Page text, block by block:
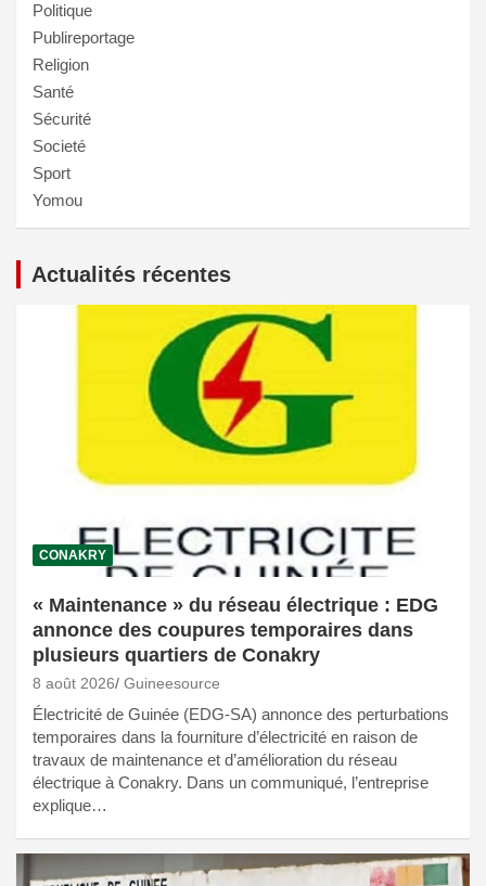
Politique
Publireportage
Religion
Santé
Sécurité
Societé
Sport
Yomou
Actualités récentes
CONAKRY
« Maintenance » du réseau électrique : EDG
annonce des coupures temporaires dans
plusieurs quartiers de Conakry
8 août 2026 Guineesource
Électricité de Guinée (EDG-SA) annonce des perturbations
temporaires dans la fourniture d’électricité en raison de
travaux de maintenance et d’amélioration du réseau
électrique à Conakry. Dans un communiqué, l’entreprise
explique…